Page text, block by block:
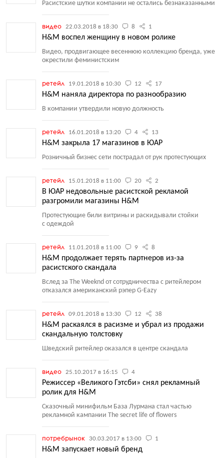
Расистские шутки компании не остались безнаказанными
видео 22.03.2018 в 18:30 8 1
H&M воспел женщину в новом ролике
Видео, продвигающее весеннюю коллекцию бренда, уже
окрестили феминистским
ретейл 19.01.2018 в 10:30 12 17
H&M наняла директора по разнообразию
В компании утвердили новую должность
ретейл 16.01.2018 в 13:20 4 13
H&M закрыла 17 магазинов в ЮАР
Розничный бизнес сети пострадал от рук протестующих
ретейл 15.01.2018 в 11:00 20 2
В ЮАР недовольные расистской рекламой
разгромили магазины H&M
Протестующие били витрины и раскидывали стойки
с одеждой
ретейл 11.01.2018 в 11:00 9 8
H&M продолжает терять партнеров из-за
расистского скандала
Вслед за The Weeknd от сотрудничества с ритейлером
отказался американский рэпер G-Eazy
ретейл 09.01.2018 в 13:30 12 38
H&M раскаялся в расизме и убрал из продажи
скандальную толстовку
Шведский ритейлер оказался в центре скандала
видео 25.10.2017 в 16:15 4
Режиссер «Великого Гэтсби» снял рекламный
ролик для H&M
Сказочный минифильм База Лурмана стал частью
рекламной кампании The secret life of flowers
потребрынок 30.03.2017 в 13:00 1
H&M запускает новый бренд